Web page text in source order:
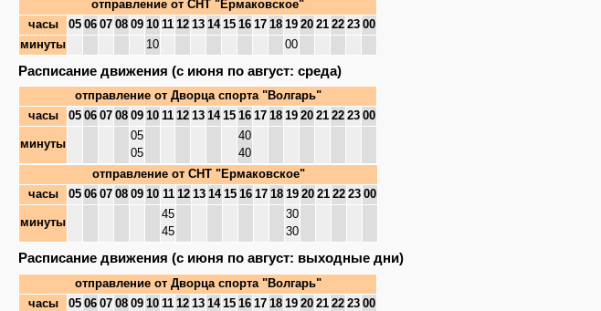
отправление от СНТ "Ермаковское"
часы
05 06 07 08 09 10 11 12 13 14 15 16 17 18 19 20 21 22 23 00
минуты
10 00
Расписание движения (с июня по август: среда)
отправление от Дворца спорта "Волгарь"
часы
05 06 07 08 09 10 11 12 13 14 15 16 17 18 19 20 21 22 23 00
минуты
05
05
40
40
отправление от СНТ "Ермаковское"
часы
05 06 07 08 09 10 11 12 13 14 15 16 17 18 19 20 21 22 23 00
минуты
45
45
30
30
Расписание движения (с июня по август: выходные дни)
отправление от Дворца спорта "Волгарь"
часы
05 06 07 08 09 10 11 12 13 14 15 16 17 18 19 20 21 22 23 00